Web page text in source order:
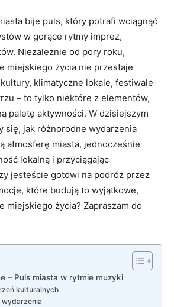
bije puls, który potrafi wciągnąć
w gorące rytmy imprez,
Niezależnie od pory roku,
miejskiego życia nie przestaje
klimatyczne lokale, festiwale
– to tylko niektóre z elementów,
paletę aktywności. W dzisiejszym
się, jak różnorodne wydarzenia
atmosferę miasta, jednocześnie
lokalną i przyciągając
jesteście gotowi na podróż przez
które budują to wyjątkowe,
miejskiego życia? Zapraszam do
– Puls miasta w rytmie muzyki
kulturalnych
wydarzenia